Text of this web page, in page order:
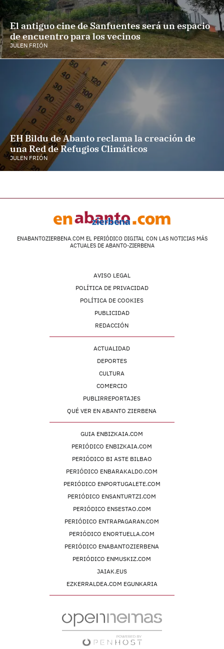
El antiguo cine de Sanfuentes será un espacio
de encuentro para los vecinos
JULEN FRIÓN
EH Bildu de Abanto reclama la creación de
una Red de Refugios Climáticos
JULEN FRIÓN
ENABANTOZIERBENA.COM EL PERIÓDICO DIGITAL CON LAS NOTICIAS MÁS
ACTUALES DE ABANTO-ZIERBENA
AVISO LEGAL
POLÍTICA DE PRIVACIDAD
POLÍTICA DE COOKIES
PUBLICIDAD
REDACCIÓN
ACTUALIDAD
DEPORTES
CULTURA
COMERCIO
PUBLIRREPORTAJES
QUÉ VER EN ABANTO ZIERBENA
GUIA ENBIZKAIA.COM
PERIÓDICO ENBIZKAIA.COM
PERIÓDICO BI ASTE BILBAO
PERIÓDICO ENBARAKALDO.COM
PERIÓDICO ENPORTUGALETE.COM
PERIÓDICO ENSANTURTZI.COM
PERIÓDICO ENSESTAO.COM
PERIÓDICO ENTRAPAGARAN.COM
PERIÓDICO ENORTUELLA.COM
PERIÓDICO ENABANTOZIERBENA
PERIÓDICO ENMUSKIZ.COM
JAIAK.EUS
EZKERRALDEA.COM EGUNKARIA